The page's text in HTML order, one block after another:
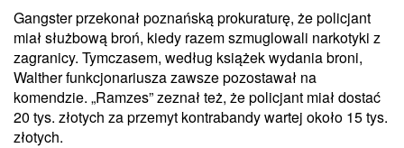
Gangster przekonał poznańską prokuraturę, że policjant
miał służbową broń, kiedy razem szmuglowali narkotyki z
zagranicy. Tymczasem, według książek wydania broni,
Walther funkcjonariusza zawsze pozostawał na
komendzie. „Ramzes” zeznał też, że policjant miał dostać
20 tys. złotych za przemyt kontrabandy wartej około 15 tys.
złotych.